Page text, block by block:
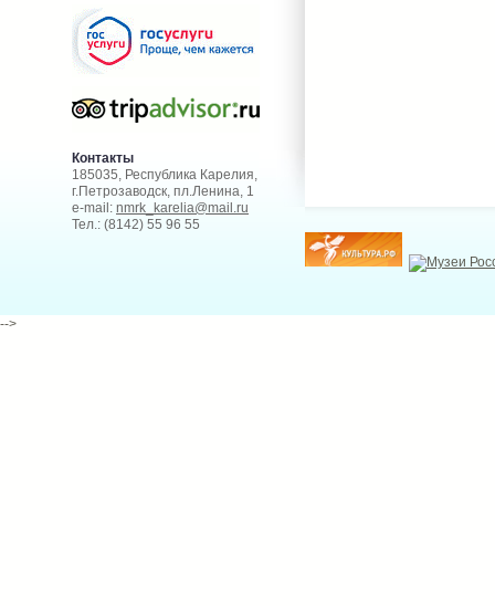
Контакты
185035, Республика Карелия,
г.Петрозаводск, пл.Ленина, 1
e-mail: nmrk_karelia@mail.ru
Тел.: (8142) 55 96 55
-->